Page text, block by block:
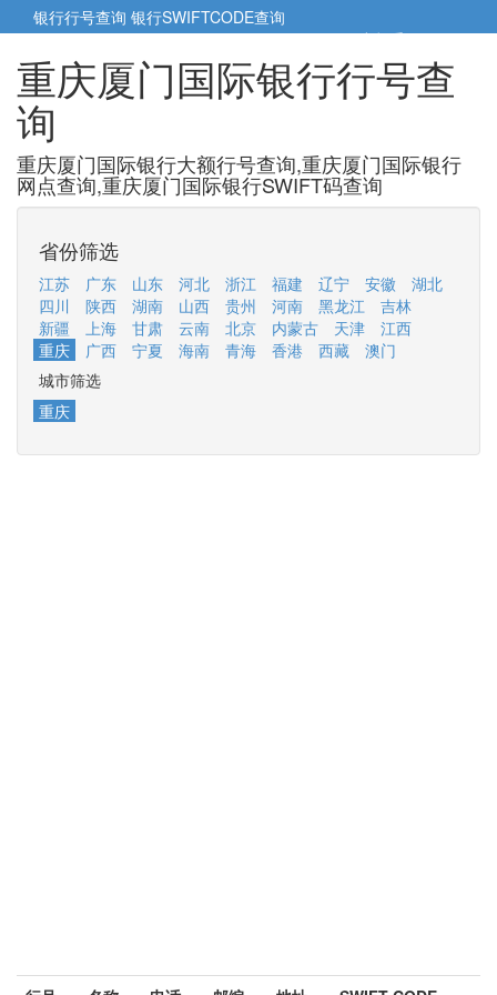
银行行号查询 银行SWIFTCODE查询
5cm小帮手5cm.cn
重庆厦门国际银行行号查
询
重庆厦门国际银行大额行号查询,重庆厦门国际银行
网点查询,重庆厦门国际银行SWIFT码查询
省份筛选
江苏 广东 山东 河北 浙江 福建 辽宁 安徽
湖北
四川
陕西 湖南 山西 贵州 河南 黑龙江
吉林
新疆
上海 甘肃 云南 北京 内蒙古 天津
江西
重庆
广西 宁夏 海南 青海 香港 西藏
澳门
城市筛选
重庆